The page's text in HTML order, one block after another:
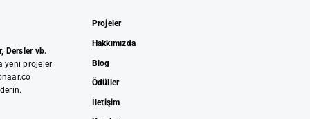
Dersler vb.
yeni projeler
Projeler
Hakkımızda
Blog
Ödüller
İletişim